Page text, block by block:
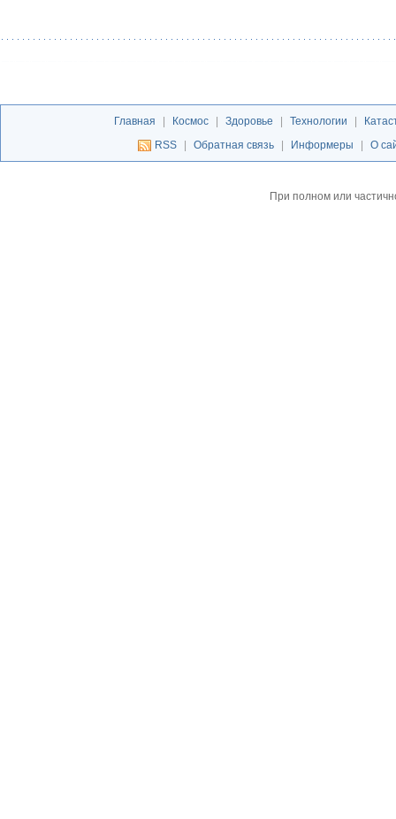
Главная | Космос | Здоровье | Технологии |
RSS
| Обратная связь | Информеры | О
При полном или